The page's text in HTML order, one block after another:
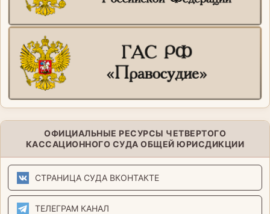
ОФИЦИАЛЬНЫЕ РЕСУРСЫ ЧЕТВЕРТОГО
КАССАЦИОННОГО СУДА ОБЩЕЙ ЮРИСДИКЦИИ
СТРАНИЦА СУДА ВКОНТАКТЕ
ТЕЛЕГРАМ КАНАЛ